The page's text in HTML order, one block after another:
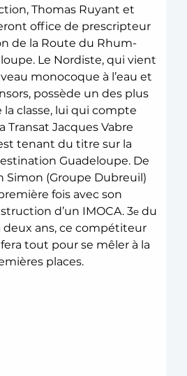
Thomas Ruyant et
office de prescripteur
de la Route du Rhum-
Le Nordiste, qui vient
monocoque à l’eau et
possède un des plus
la classe, lui qui compte
Transat Jacques Vabre
tenant du titre sur la
Guadeloupe. De
Simon (Groupe Dubreuil)
fois avec son
d’un IMOCA. 3e du
deux ans, ce compétiteur
tout pour se mêler à la
places.